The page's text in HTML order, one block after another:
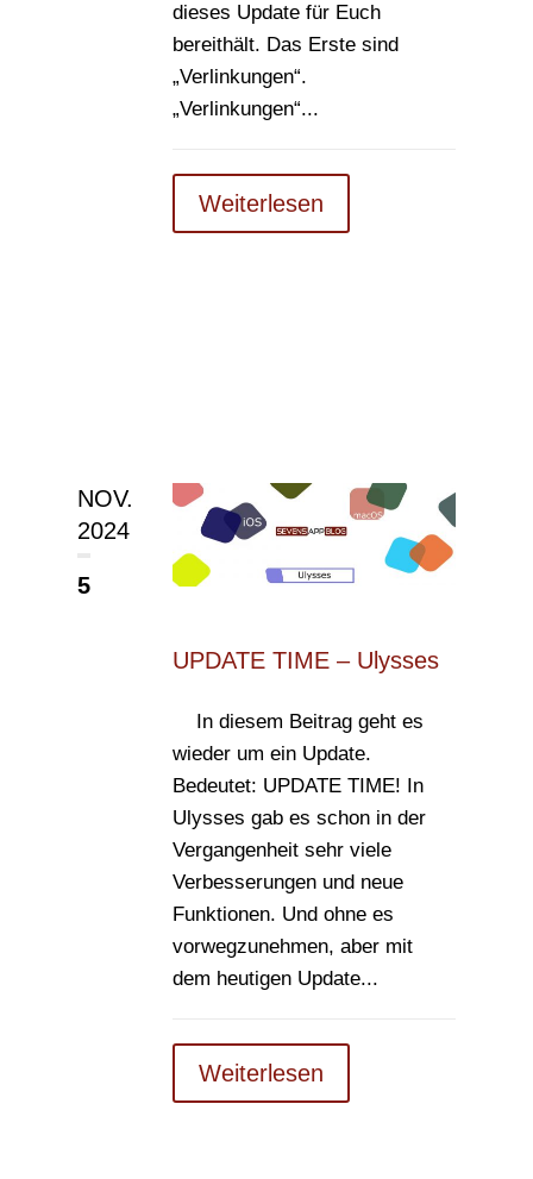
dieses Update für Euch
bereithält. Das Erste sind
„Verlinkungen“.
„Verlinkungen“...
Weiterlesen
NOV.
2024
5
UPDATE TIME – Ulysses
In diesem Beitrag geht es
wieder um ein Update.
Bedeutet: UPDATE TIME! In
Ulysses gab es schon in der
Vergangenheit sehr viele
Verbesserungen und neue
Funktionen. Und ohne es
vorwegzunehmen, aber mit
dem heutigen Update...
Weiterlesen